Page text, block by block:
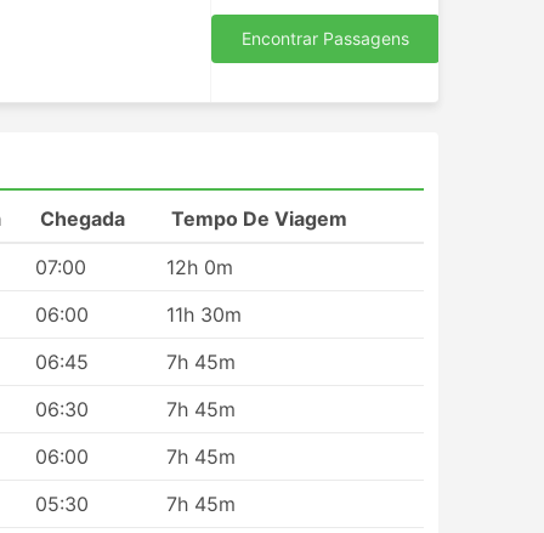
Encontrar Passagens
Chegada
Tempo De Viagem
07:00
12h 0m
06:00
11h 30m
06:45
7h 45m
06:30
7h 45m
06:00
7h 45m
05:30
7h 45m